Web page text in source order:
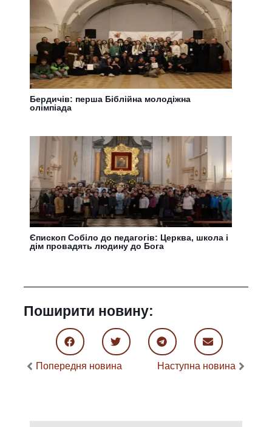
Бердичів: перша Біблійна молодіжна
олімпіада
Єпископ Собіло до педагогів: Церква, школа і
дім провадять людину до Бога
Поширити новину:
Попередня новина Наступна новина